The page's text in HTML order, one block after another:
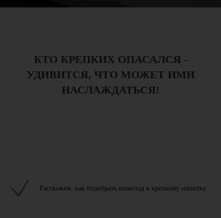
КТО КРЕПКИХ ОПАСАЛСЯ -
УДИВИТСЯ, ЧТО МОЖЕТ ИМИ
НАСЛАЖДАТЬСЯ!
Расскажем, как подобрать шоколад к крепкому напитку.